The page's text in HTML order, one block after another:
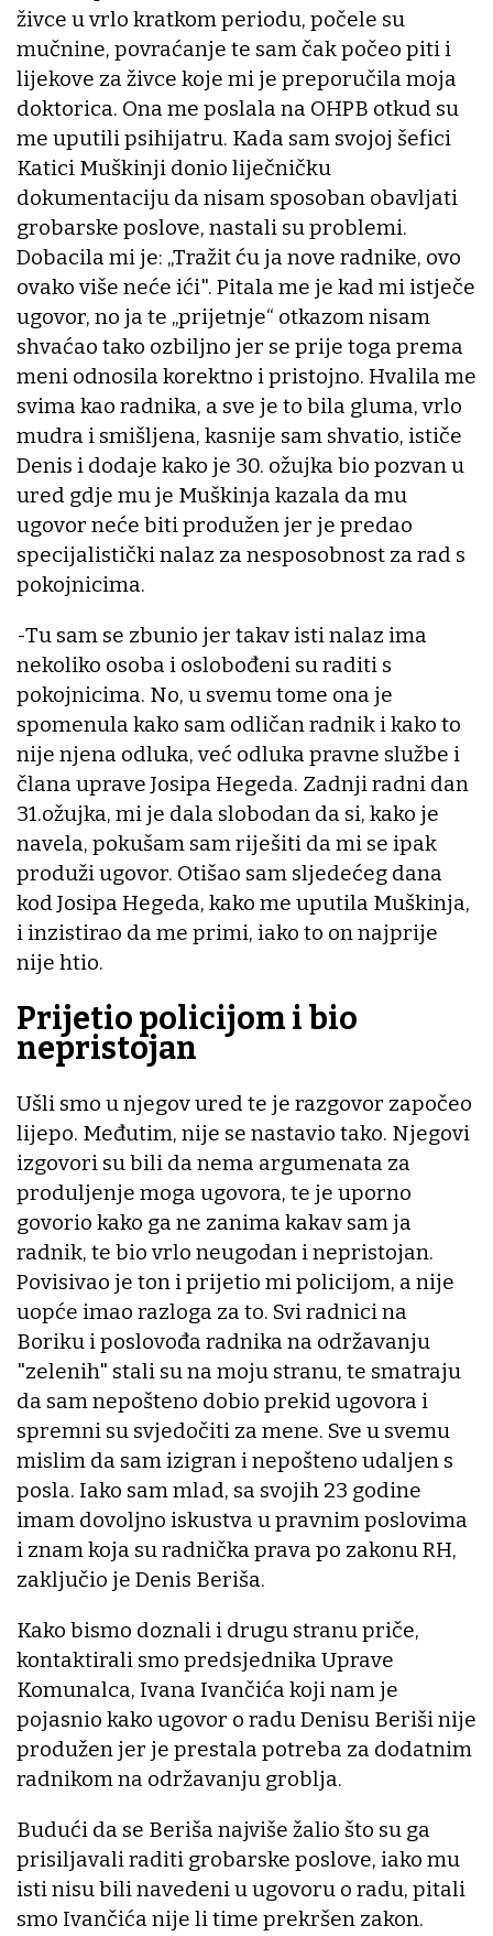
živce u vrlo kratkom periodu, počele su
mučnine, povraćanje te sam čak počeo piti i
lijekove za živce koje mi je preporučila moja
doktorica. Ona me poslala na OHPB otkud su
me uputili psihijatru. Kada sam svojoj šefici
Katici Muškinji donio liječničku
dokumentaciju da nisam sposoban obavljati
grobarske poslove, nastali su problemi.
Dobacila mi je: „Tražit ću ja nove radnike, ovo
ovako više neće ići". Pitala me je kad mi istječe
ugovor, no ja te „prijetnje“ otkazom nisam
shvaćao tako ozbiljno jer se prije toga prema
meni odnosila korektno i pristojno. Hvalila me
svima kao radnika, a sve je to bila gluma, vrlo
mudra i smišljena, kasnije sam shvatio, ističe
Denis i dodaje kako je 30. ožujka bio pozvan u
ured gdje mu je Muškinja kazala da mu
ugovor neće biti produžen jer je predao
specijalistički nalaz za nesposobnost za rad s
pokojnicima.
-Tu sam se zbunio jer takav isti nalaz ima
nekoliko osoba i oslobođeni su raditi s
pokojnicima. No, u svemu tome ona je
spomenula kako sam odličan radnik i kako to
nije njena odluka, već odluka pravne službe i
člana uprave Josipa Hegeda. Zadnji radni dan
31.ožujka, mi je dala slobodan da si, kako je
navela, pokušam sam riješiti da mi se ipak
produži ugovor. Otišao sam sljedećeg dana
kod Josipa Hegeda, kako me uputila Muškinja,
i inzistirao da me primi, iako to on najprije
nije htio.
Prijetio policijom i bio
nepristojan
Ušli smo u njegov ured te je razgovor započeo
lijepo. Međutim, nije se nastavio tako. Njegovi
izgovori su bili da nema argumenata za
produljenje moga ugovora, te je uporno
govorio kako ga ne zanima kakav sam ja
radnik, te bio vrlo neugodan i nepristojan.
Povisivao je ton i prijetio mi policijom, a nije
uopće imao razloga za to. Svi radnici na
Boriku i poslovođa radnika na održavanju
"zelenih" stali su na moju stranu, te smatraju
da sam nepošteno dobio prekid ugovora i
spremni su svjedočiti za mene. Sve u svemu
mislim da sam izigran i nepošteno udaljen s
posla. Iako sam mlad, sa svojih 23 godine
imam dovoljno iskustva u pravnim poslovima
i znam koja su radnička prava po zakonu RH,
zaključio je Denis Beriša.
Kako bismo doznali i drugu stranu priče,
kontaktirali smo predsjednika Uprave
Komunalca, Ivana Ivančića koji nam je
pojasnio kako ugovor o radu Denisu Beriši nije
produžen jer je prestala potreba za dodatnim
radnikom na održavanju groblja.
Budući da se Beriša najviše žalio što su ga
prisiljavali raditi grobarske poslove, iako mu
isti nisu bili navedeni u ugovoru o radu, pitali
smo Ivančića nije li time prekršen zakon.